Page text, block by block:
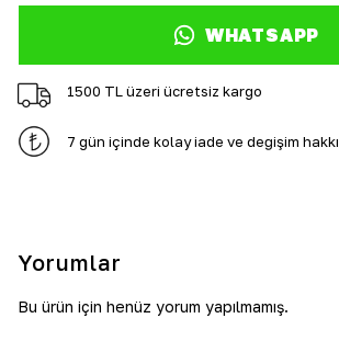
WHATSAPP
1500 TL üzeri ücretsiz kargo
7 gün içinde kolay iade ve değişim hakkı
Yorumlar
Bu ürün için henüz yorum yapılmamış.